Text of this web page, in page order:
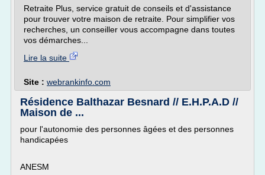
Retraite Plus, service gratuit de conseils et d'assistance
pour trouver votre maison de retraite. Pour simplifier vos
recherches, un conseiller vous accompagne dans toutes
vos démarches...
Lire la suite
Site : webrankinfo.com
Résidence Balthazar Besnard // E.H.P.A.D //
Maison de ...
pour l'autonomie des personnes âgées et des personnes
handicapées
ANESM